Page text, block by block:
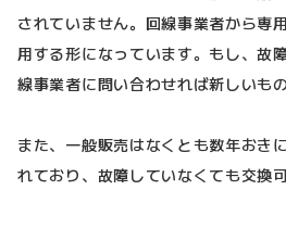
されていません。回線事業者から専
用する形になっています。もし、故
線事業者に問い合わせれば新しいも
また、一般販売はなくとも数年おき
れており、故障していなくても交換